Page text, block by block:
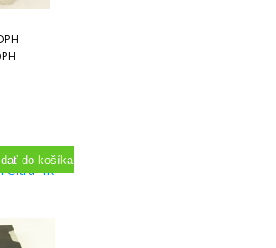
LNB Inverto Twin Ultra 4K